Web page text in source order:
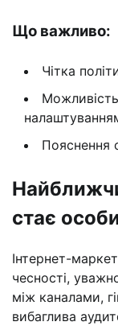
Що важливо:
Чітка
Пояснення
стає
Інтернет-
чесності,
між каналами,
вибаглива